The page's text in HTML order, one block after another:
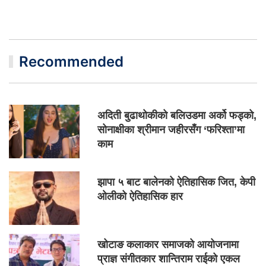
Recommended
अदिती बुढाथोकीको बलिउडमा अर्को फड्को,
सोनाक्षीका श्रीमान जहीरसँग ‘फरिश्ता’मा
काम
झापा ५ बाट बालेनको ऐतिहासिक जित, केपी
ओलीको ऐतिहासिक हार
खोटाङ कलाकार समाजको आयोजनामा
प्राज्ञ संगीतकार शान्तिराम राईको एकल